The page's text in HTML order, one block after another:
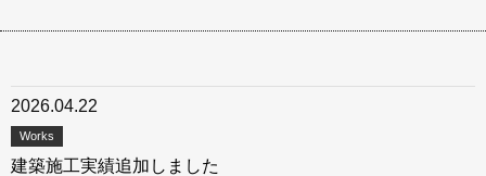
2026.04.22
Works
建築施工実績追加しました